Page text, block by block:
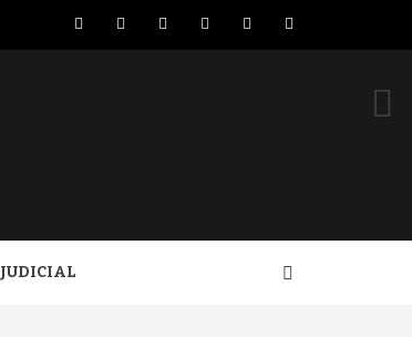
FacebookTwitterLinkedIn
VK YouTubeInstagram
JUDICIAL